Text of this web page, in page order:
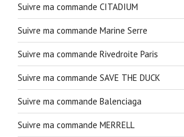
Suivre ma commande CITADIUM
Suivre ma commande Marine Serre
Suivre ma commande Rivedroite Paris
Suivre ma commande SAVE THE DUCK
Suivre ma commande Balenciaga
Suivre ma commande MERRELL